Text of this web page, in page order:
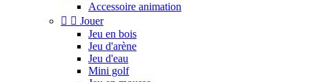
Accessoire animation
  Jouer
Jeu en bois
Jeu d'arène
Jeu d'eau
Mini golf